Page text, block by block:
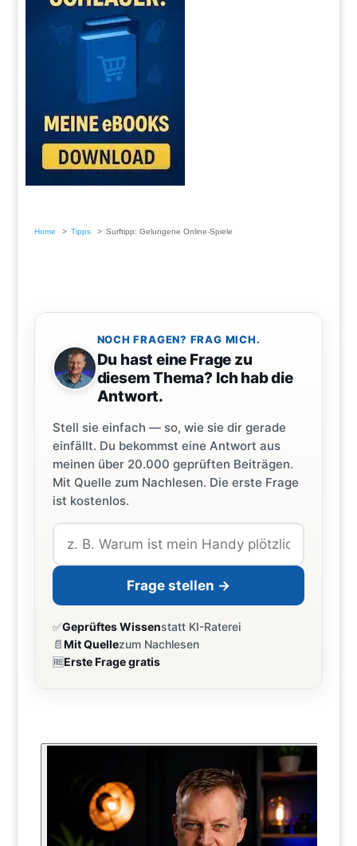
Home Tipps Surftipp: Gelungene Online-Spiele
NOCH FRAGEN? FRAG MICH.
Du hast eine Frage zu
diesem Thema? Ich hab die
Antwort.
Stell sie einfach — so, wie sie dir gerade
einfällt. Du bekommst eine Antwort aus
meinen über 20.000 geprüften Beiträgen.
Mit Quelle zum Nachlesen. Die erste Frage
ist kostenlos.
Frage stellen →
✅Geprüftes Wissenstatt KI-Raterei
📄Mit Quellezum Nachlesen
🆓Erste Frage gratis